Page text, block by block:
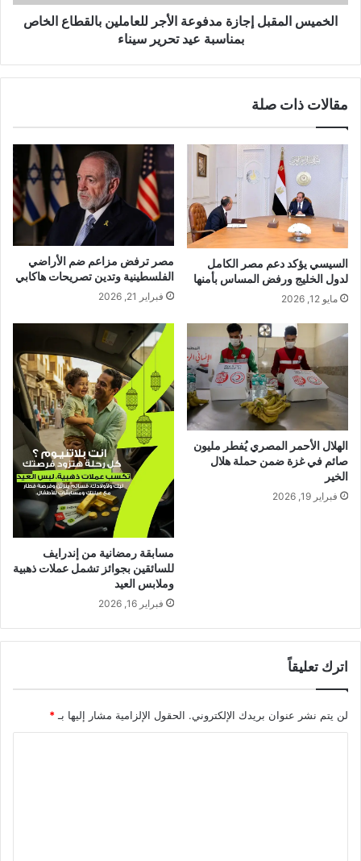
الخميس المقبل إجازة مدفوعة الأجر للعاملين بالقطاع الخاص
بمناسبة عيد تحرير سيناء
مقالات ذات صلة
السيسي يؤكد دعم مصر الكامل
لدول الخليج ورفض المساس بأمنها
مايو 12, 2026
مصر ترفض مزاعم ضم الأراضي
الفلسطينية وتدين تصريحات هاكابي
فبراير 21, 2026
الهلال الأحمر المصري يُفطر مليون
صائم في غزة ضمن حملة هلال
الخير
فبراير 19, 2026
مسابقة رمضانية من إندرايف
للسائقين بجوائز تشمل عملات ذهبية
وملابس العيد
فبراير 16, 2026
اترك تعليقاً
لن يتم نشر عنوان بريدك الإلكتروني. الحقول الإلزامية مشار إليها بـ *